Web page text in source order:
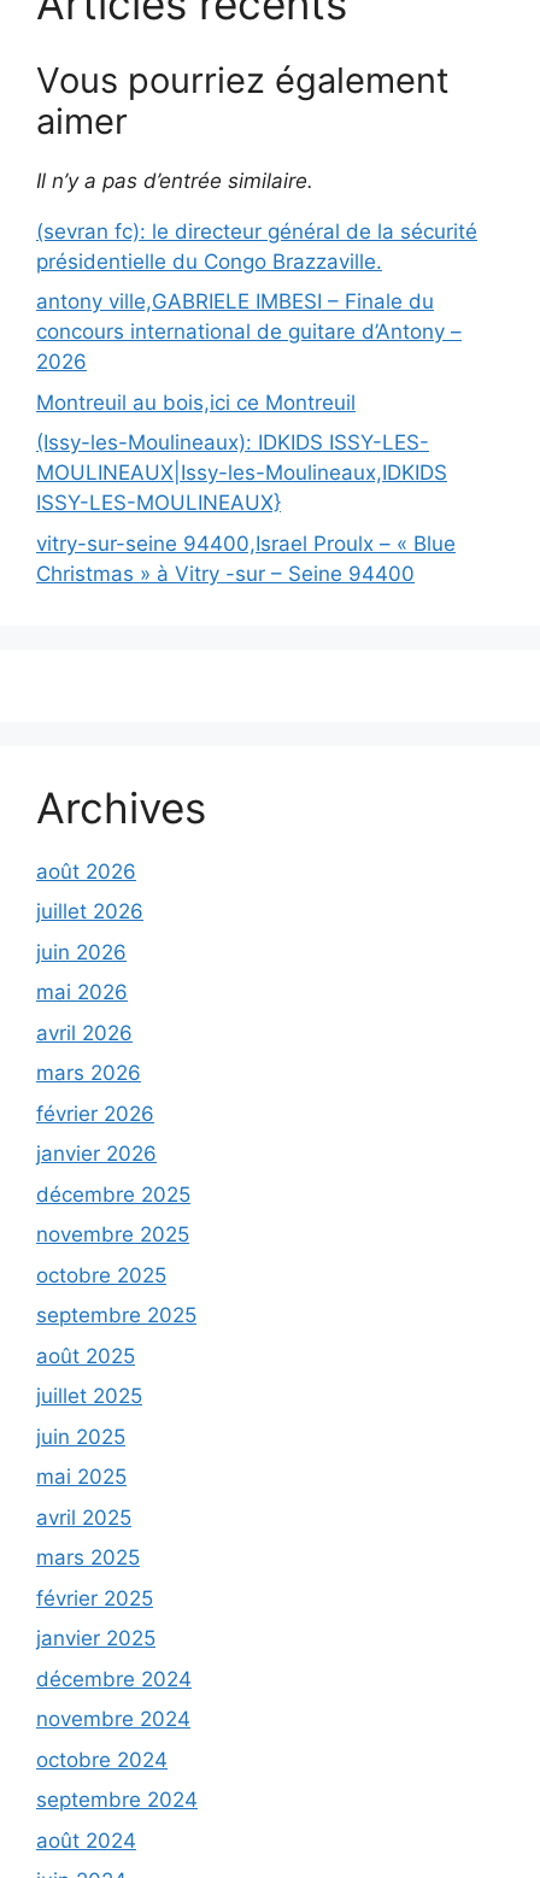
Vous pourriez également
aimer
Il n’y a pas d’entrée similaire.
(sevran fc): le directeur général de la sécurité
présidentielle du Congo Brazzaville.
antony ville,GABRIELE IMBESI – Finale du
concours international de guitare d’Antony –
2026
Montreuil au bois,ici ce Montreuil
(Issy-les-Moulineaux): IDKIDS ISSY-LES-
MOULINEAUX|Issy-les-Moulineaux,IDKIDS
ISSY-LES-MOULINEAUX}
vitry-sur-seine 94400,Israel Proulx – « Blue
Christmas » à Vitry -sur – Seine 94400
Archives
août 2026
juillet 2026
juin 2026
mai 2026
avril 2026
mars 2026
février 2026
janvier 2026
décembre 2025
novembre 2025
octobre 2025
septembre 2025
août 2025
juillet 2025
juin 2025
mai 2025
avril 2025
mars 2025
février 2025
janvier 2025
décembre 2024
novembre 2024
octobre 2024
septembre 2024
août 2024